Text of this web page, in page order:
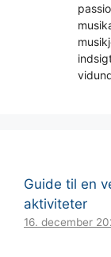
Guide til en
aktiviteter
16. december